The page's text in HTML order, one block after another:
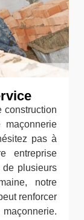
construction
pas à
entreprise
de plusieurs
notre
renforcer